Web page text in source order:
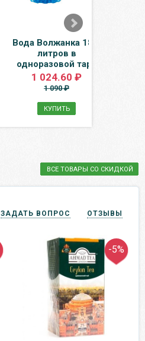
Вода Волжанка 18.9
литров в
одноразовой таре
1 024.60 ₽
1 090 ₽
КУПИТЬ
ВСЕ ТОВАРЫ СО СКИДКОЙ
ЗАДАТЬ ВОПРОС ОТЗЫВЫ
-5%